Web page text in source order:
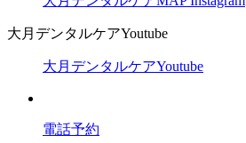
大月デンタルケアYoutube
大月デンタルケアYoutube
電話予約